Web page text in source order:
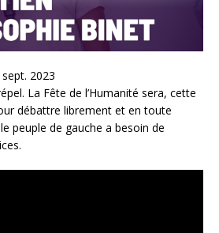
2023
La Fête de l’Humanité sera, cette
débattre librement et en toute
peuple de gauche a besoin de